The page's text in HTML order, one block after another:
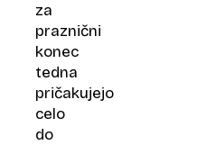
za
praznični
konec
tedna
pričakujejo
celo
do